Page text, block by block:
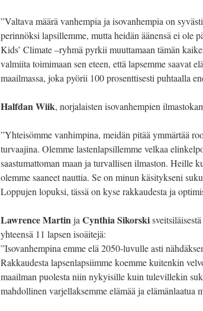
”Valtava määrä vanhempia ja isovanhempia on
perinnöksi lapsillemme, mutta heidän äänensä ei ole
Kids’ Climate –ryhmä pyrkii muuttamaan tämän
valmiita toimimaan sen eteen, että lapsemme saavat
maailmassa, joka pyörii 100 prosenttisesti puhtaalla
Halfdan Wiik, norjalaisten isovanhempien
”Yhteisömme vanhimpina, meidän pitää ymmärtää
turvaajina. Olemme lastenlapsillemme velkaa
saastumattoman maan ja turvallisen ilmaston. Heille
olemme saaneet nauttia. Se on minun käsitykseni
Loppujen lopuksi, tässä on kyse rakkaudesta ja
Lawrence Martinja Cynthia Sikorski
yhteensä 11 lapsen isoäitejä:
”Isovanhempina emme elä 2050-luvulle asti
Rakkaudesta lapsenlapsiimme koemme kuitenkin
maailman puolesta niin nykyisille kuin tulevillekin
mahdollinen varjellaksemme elämää ja elämänlaatua